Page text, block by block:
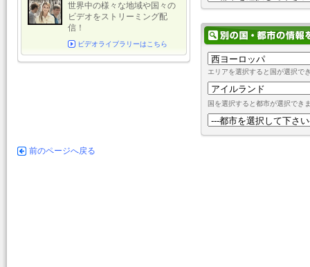
エリアを選択すると国が選択で
国を選択すると都市が選択でき
世界中の様々な地域や国々の
ビデオをストリーミング配
信！
ビデオライブラリーはこちら
前のページへ戻る